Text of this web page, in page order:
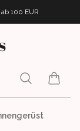
ab 100 EUR
Search
items